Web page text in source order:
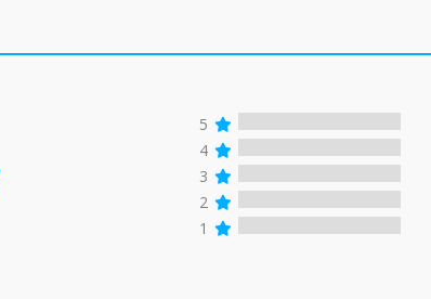
5
4
3
2
1